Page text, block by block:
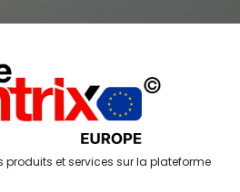
Étiquettes
0
Compte
produits et services sur la plateforme
France. Tous droits réservés